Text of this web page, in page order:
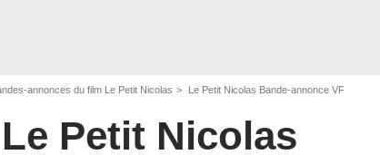
annonces du film Le Petit Nicolas Le Petit Nicolas Bande-annonce VF
Le Petit Nicolas